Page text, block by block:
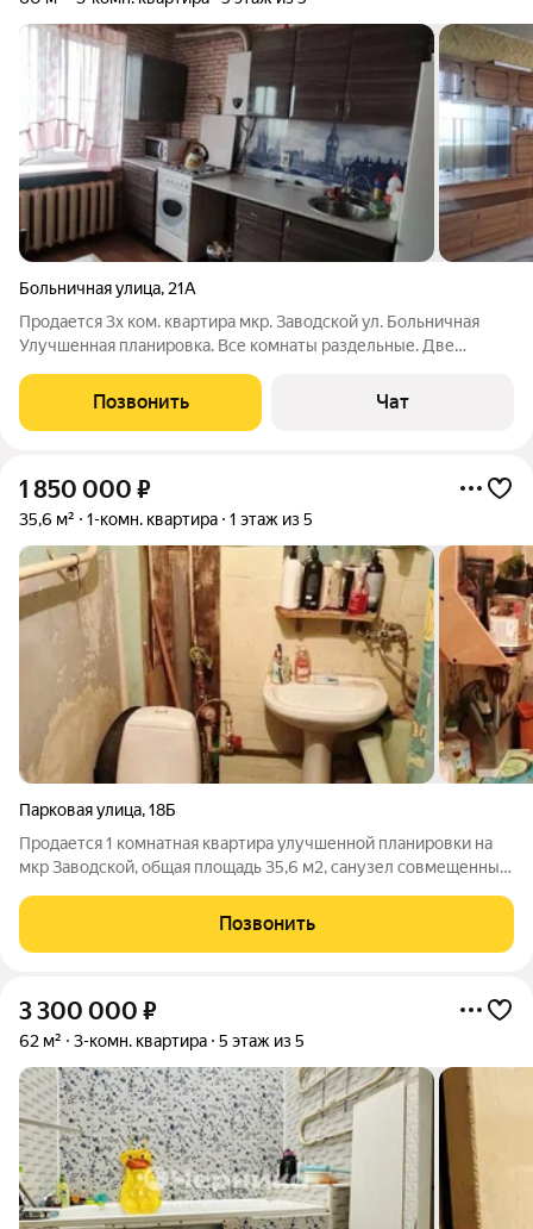
Больничная улица, 21А
Продается 3х ком. квартира мкр. Заводской ул. Больничная
Улучшенная планировка. Все комнаты раздельные. Две
Обычное жилое состояние Этаж 5/5
Позвонить Чат
1 850 000 ₽
35,6 м² 1-комн. квартира 1 этаж из 5
Парковая улица,18Б
Продается 1 комнатная квартира улучшенной планировки на
мкр Заводской, общая площадь 35,6 м2, санузел совмещенный,
Позвонить
3 300 000 ₽
62 м² 3-комн. квартира 5 этаж из 5